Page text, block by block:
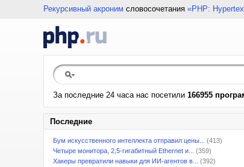
Рекурсивный акроним словосочетания «PHP:
За последние 24 часа нас посетили 166955
Последние
Бум искусственного интеллекта отправил цены...
(413)
Четыре монитора, 2,5-гигабитный Ethernet и...
(359)
Хакеры превратили навыки для ИИ-агентов в...
(392)